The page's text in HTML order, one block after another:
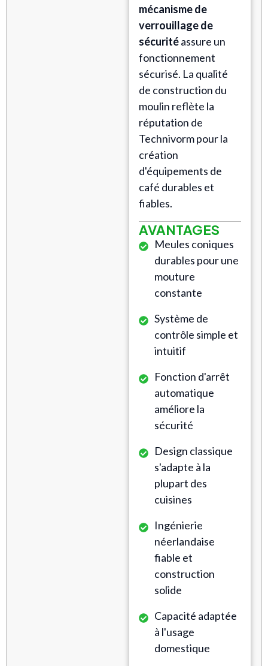
mécanisme de
verrouillage de
sécuritéassure un
fonctionnement
sécurisé. La qualité
de construction du
moulin reflète la
réputation de
Technivorm pour la
création
d'équipements de
café durables et
fiables.
AVANTAGES
Meules coniques
durables pour une
mouture
constante
Système de
contrôle simple et
intuitif
Fonction d'arrêt
automatique
améliore la
sécurité
Design classique
s'adapte à la
plupart des
cuisines
Ingénierie
néerlandaise
fiable et
construction
solide
Capacité adaptée
à l'usage
domestique